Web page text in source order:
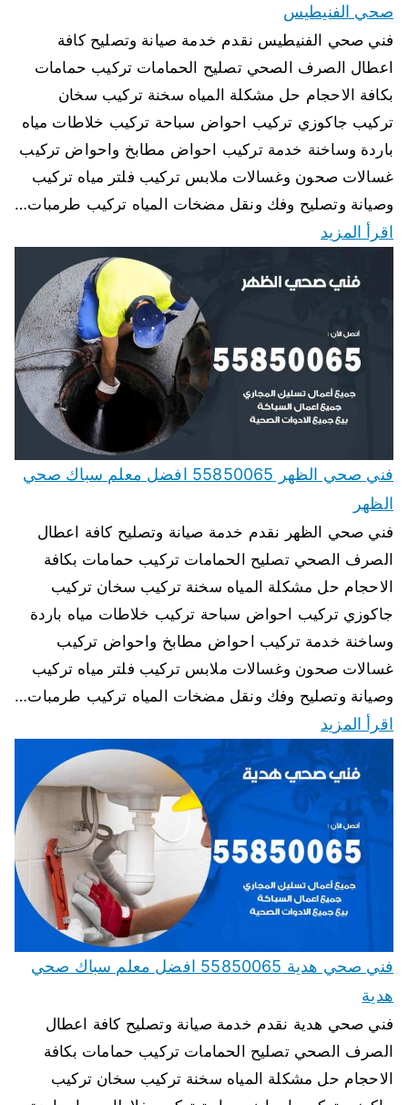
صحي الفنيطيس
فني صحي الفنيطيس نقدم خدمة صيانة وتصليح كافة
اعطال الصرف الصحي تصليح الحمامات تركيب حمامات
بكافة الاحجام حل مشكلة المياه سخنة تركيب سخان
تركيب جاكوزي تركيب احواض سباحة تركيب خلاطات مياه
باردة وساخنة خدمة تركيب احواض مطابخ واحواض تركيب
غسالات صحون وغسالات ملابس تركيب فلتر مياه تركيب
وصيانة وتصليح وفك ونقل مضخات المياه تركيب طرمبات…
اقرأ المزيد
فني صحي الظهر 55850065 افضل معلم سباك صحي
الظهر
فني صحي الظهر نقدم خدمة صيانة وتصليح كافة اعطال
الصرف الصحي تصليح الحمامات تركيب حمامات بكافة
الاحجام حل مشكلة المياه سخنة تركيب سخان تركيب
جاكوزي تركيب احواض سباحة تركيب خلاطات مياه باردة
وساخنة خدمة تركيب احواض مطابخ واحواض تركيب
غسالات صحون وغسالات ملابس تركيب فلتر مياه تركيب
وصيانة وتصليح وفك ونقل مضخات المياه تركيب طرمبات…
اقرأ المزيد
فني صحي هدية 55850065 افضل معلم سباك صحي
هدية
فني صحي هدية نقدم خدمة صيانة وتصليح كافة اعطال
الصرف الصحي تصليح الحمامات تركيب حمامات بكافة
الاحجام حل مشكلة المياه سخنة تركيب سخان تركيب